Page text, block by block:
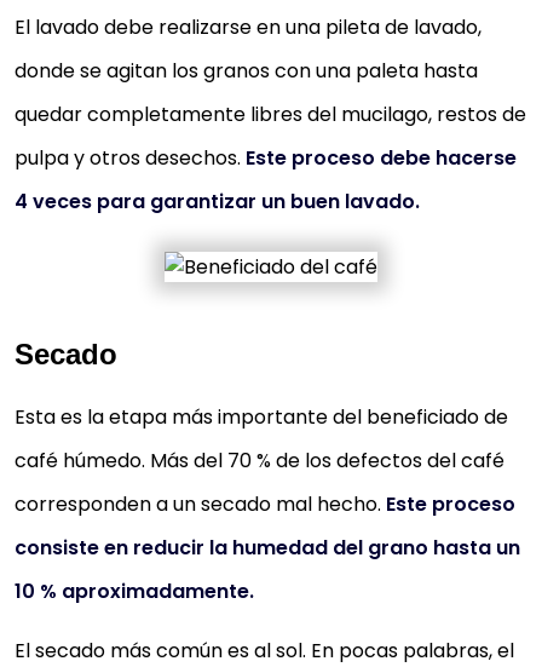
El lavado debe realizarse en una pileta de lavado,
donde se agitan los granos con una paleta hasta
quedar completamente libres del mucilago, restos de
pulpa y otros desechos. Este proceso debe hacerse
4 veces para garantizar un buen lavado.
Secado
Esta es la etapa más importante del beneficiado de
café húmedo. Más del 70 % de los defectos del café
corresponden a un secado mal hecho. Este proceso
consiste en reducir la humedad del grano hasta un
10 % aproximadamente.
El secado más común es al sol. En pocas palabras, el